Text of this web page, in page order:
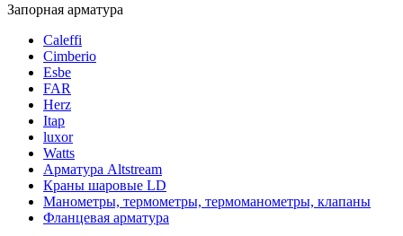
Запорная арматура
Caleffi
Cimberio
Esbe
FAR
Herz
Itap
luxor
Watts
Арматура Altstream
Краны шаровые LD
Манометры, термометры, термоманометры, клапаны
Фланцевая арматура